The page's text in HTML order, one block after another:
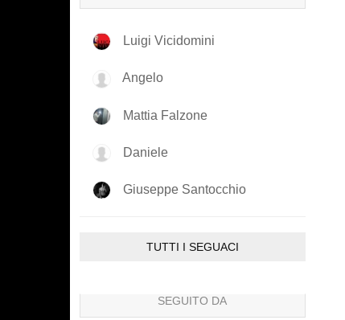
Luigi Vicidomini
Angelo
Mattia Falzone
Daniele
Giuseppe Santocchio
TUTTI I SEGUACI
SEGUITO DA